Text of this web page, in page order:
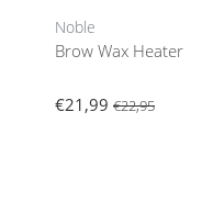
Noble
Brow Wax Heater
€21,99 €22,95